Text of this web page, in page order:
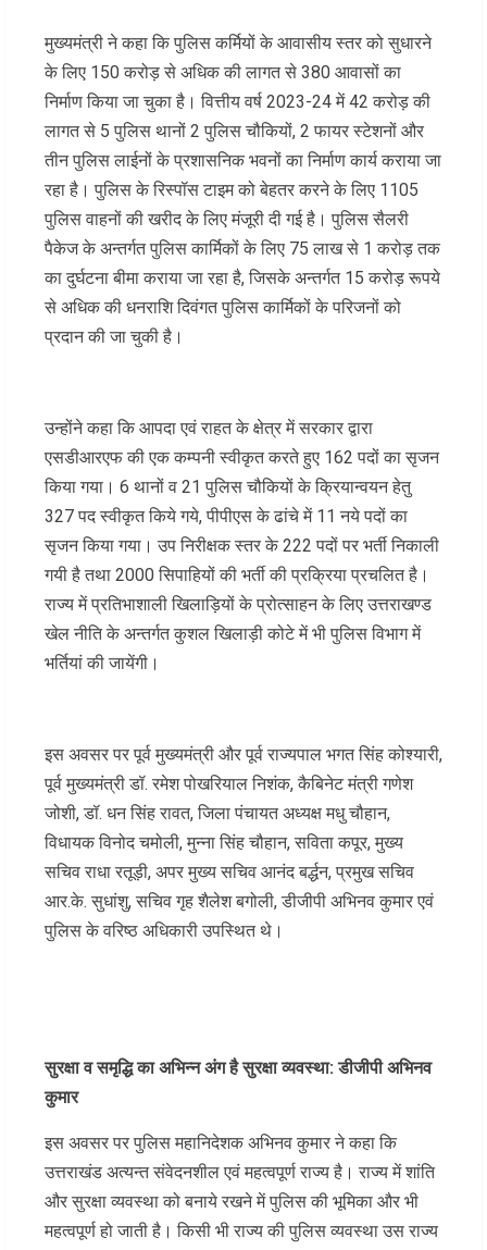
मुख्यमंत्री ने कहा कि पुलिस कर्मियों के आवासीय स्तर को सुधारने
के लिए 150 करोड़ से अधिक की लागत से 380 आवासों का
निर्माण किया जा चुका है। वित्तीय वर्ष 2023-24 में 42 करोड़ की
लागत से 5 पुलिस थानों 2 पुलिस चौकियों, 2 फायर स्टेशनों और
तीन पुलिस लाईनों के प्रशासनिक भवनों का निर्माण कार्य कराया जा
रहा है। पुलिस के रिस्पॉस टाइम को बेहतर करने के लिए 1105
पुलिस वाहनों की खरीद के लिए मंजूरी दी गई है। पुलिस सैलरी
पैकेज के अन्तर्गत पुलिस कार्मिकों के लिए 75 लाख से 1 करोड़ तक
का दुर्घटना बीमा कराया जा रहा है, जिसके अन्तर्गत 15 करोड़ रूपये
से अधिक की धनराशि दिवंगत पुलिस कार्मिकों के परिजनों को
प्रदान की जा चुकी है।
उन्होंने कहा कि आपदा एवं राहत के क्षेत्र में सरकार द्वारा
एसडीआरएफ की एक कम्पनी स्वीकृत करते हुए 162 पदों का सृजन
किया गया। 6 थानों व 21 पुलिस चौकियों के क्रियान्वयन हेतु
327 पद स्वीकृत किये गये, पीपीएस के ढांचे में 11 नये पदों का
सृजन किया गया। उप निरीक्षक स्तर के 222 पदों पर भर्ती निकाली
गयी है तथा 2000 सिपाहियों की भर्ती की प्रक्रिया प्रचलित है।
राज्य में प्रतिभाशाली खिलाड़ियों के प्रोत्साहन के लिए उत्तराखण्ड
खेल नीति के अन्तर्गत कुशल खिलाड़ी कोटे में भी पुलिस विभाग में
भर्तियां की जायेंगी।
इस अवसर पर पूर्व मुख्यमंत्री और पूर्व राज्यपाल भगत सिंह कोश्यारी,
पूर्व मुख्यमंत्री डॉ. रमेश पोखरियाल निशंक, कैबिनेट मंत्री गणेश
जोशी, डॉ. धन सिंह रावत, जिला पंचायत अध्यक्ष मधु चौहान,
विधायक विनोद चमोली, मुन्ना सिंह चौहान, सविता कपूर, मुख्य
सचिव राधा रतूड़ी, अपर मुख्य सचिव आनंद बर्द्धन, प्रमुख सचिव
आर.के. सुधांशु, सचिव गृह शैलेश बगोली, डीजीपी अभिनव कुमार एवं
पुलिस के वरिष्ठ अधिकारी उपस्थित थे।
सुरक्षा व समृद्धि का अभिन्न अंग है सुरक्षा व्यवस्था: डीजीपी अभिनव
कुमार
इस अवसर पर पुलिस महानिदेशक अभिनव कुमार ने कहा कि
उत्तराखंड अत्यन्त संवेदनशील एवं महत्वपूर्ण राज्य है। राज्य में शांति
और सुरक्षा व्यवस्था को बनाये रखने में पुलिस की भूमिका और भी
महत्वपूर्ण हो जाती है। किसी भी राज्य की पुलिस व्यवस्था उस राज्य